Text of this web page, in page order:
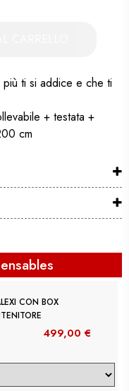
più ti si addice e che ti
+ testata +
cm
CON BOX
499,00 €